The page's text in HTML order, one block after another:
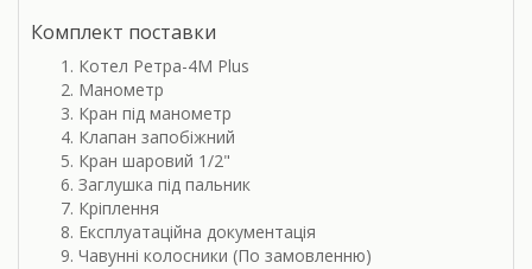
Комплект поставки
Котел Ретра-4М Plus
Манометр
Кран під манометр
Клапан запобіжний
Кран шаровий 1/2"
Заглушка під пальник
Кріплення
Експлуатаційна документація
Чавунні колосники (По замовленню)